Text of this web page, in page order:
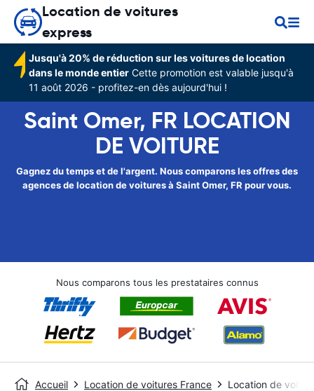
Location de voitures
express
Jusqu'à 20% de réduction sur les voitures de location
dans le monde entier Cette promotion est valable jusqu'à
11 août 2026 - profitez-en dès aujourd'hui !
Saint Omer, FR LOCATION
DE VOITURE
Gagnez du temps et de l'argent. Nous comparons les offres des
agences de location de voitures à Saint Omer, FR pour vous.
Nous comparons tous les prestataires connus
Accueil Location de voitures France Location de